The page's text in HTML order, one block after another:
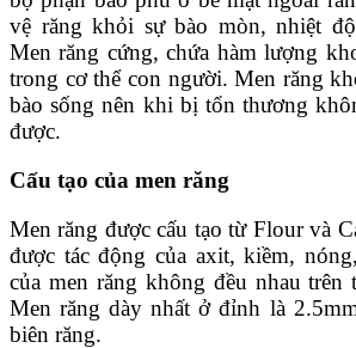
vệ răng khỏi sự bào mòn, nhiệt
Men răng cứng, chứa hàm lượng
trong cơ thể con người. Men răng
bào sống nên khi bị tổn thương
được.
Cấu tạo của men răng
Men răng được cấu tạo từ Flour và
được tác động của axit, kiềm,
của men răng không đều nhau trên
Men răng dày nhất ở đỉnh là
biên răng.